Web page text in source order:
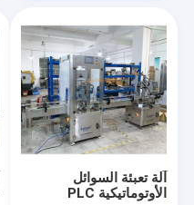
المنتجات
حول بنا
جولة في المعمل
آلة تعبئة السوائل
الأوتوماتيكية PLC